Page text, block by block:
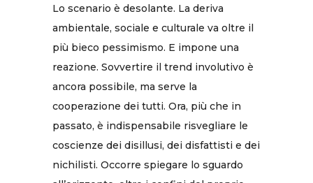
Lo scenario è desolante. La deriva
ambientale, sociale e culturale va oltre il
più bieco pessimismo. E impone una
reazione. Sovvertire il trend involutivo è
ancora possibile, ma serve la
cooperazione dei tutti. Ora, più che in
passato, è indispensabile risvegliare le
coscienze dei disillusi, dei disfattisti e dei
nichilisti. Occorre spiegare lo sguardo